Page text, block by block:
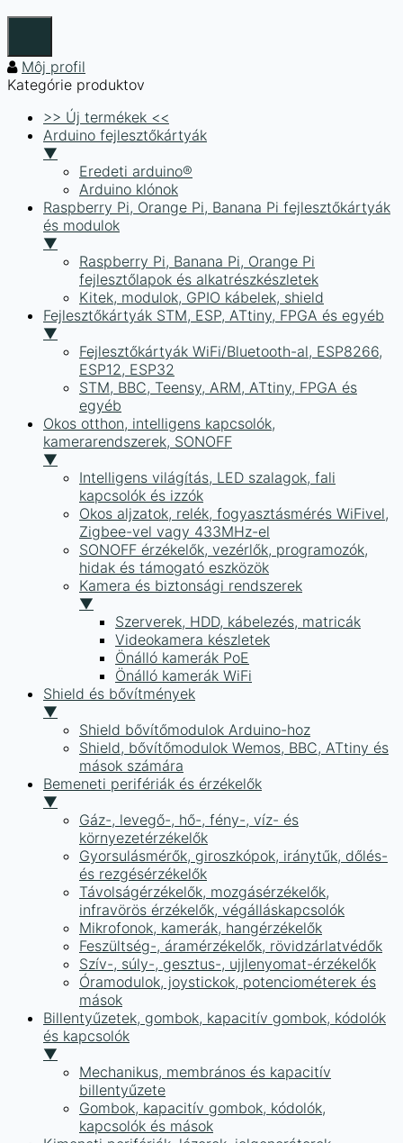
Môj profil
Kategórie produktov
>> Új termékek <<
Arduino fejlesztőkártyák
▼
Eredeti arduino®
Arduino klónok
Raspberry Pi, Orange Pi, Banana Pi fejlesztőkártyák
és modulok
▼
Raspberry Pi, Banana Pi, Orange Pi
fejlesztőlapok és alkatrészkészletek
Kitek, modulok, GPIO kábelek, shield
Fejlesztőkártyák STM, ESP, ATtiny, FPGA és egyéb
▼
Fejlesztőkártyák WiFi/Bluetooth-al, ESP8266,
ESP12, ESP32
STM, BBC, Teensy, ARM, ATtiny, FPGA és
egyéb
Okos otthon, intelligens kapcsolók,
kamerarendszerek, SONOFF
▼
Intelligens világítás, LED szalagok, fali
kapcsolók és izzók
Okos aljzatok, relék, fogyasztásmérés WiFivel,
Zigbee-vel vagy 433MHz-el
SONOFF érzékelők, vezérlők, programozók,
hidak és támogató eszközök
Kamera és biztonsági rendszerek
▼
Szerverek, HDD, kábelezés, matricák
Videokamera készletek
Önálló kamerák PoE
Önálló kamerák WiFi
Shield és bővítmények
▼
Shield bővítőmodulok Arduino-hoz
Shield, bővítőmodulok Wemos, BBC, ATtiny és
mások számára
Bemeneti perifériák és érzékelők
▼
Gáz-, levegő-, hő-, fény-, víz- és
környezetérzékelők
Gyorsulásmérők, giroszkópok, iránytűk, dőlés-
és rezgésérzékelők
Távolságérzékelők, mozgásérzékelők,
infravörös érzékelők, végálláskapcsolók
Mikrofonok, kamerák, hangérzékelők
Feszültség-, áramérzékelők, rövidzárlatvédők
Szív-, súly-, gesztus-, ujjlenyomat-érzékelők
Óramodulok, joystickok, potenciométerek és
mások
Billentyűzetek, gombok, kapacitív gombok, kódolók
és kapcsolók
▼
Mechanikus, membrános és kapacitív
billentyűzete
Gombok, kapacitív gombok, kódolók,
kapcsolók és mások